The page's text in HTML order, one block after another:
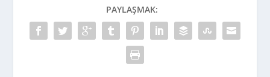
PAYLAŞMAK: